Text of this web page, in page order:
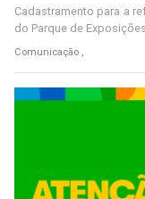
Cadastramento para a
do Parque de
Comunicação ,